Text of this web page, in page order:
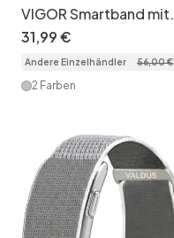
VIGOR Smartband mit
GPS-
Gesundheitstracker
(ohne Bildschirm)
31,99€
Andere Einzelhändler 56,00€
2 Farben